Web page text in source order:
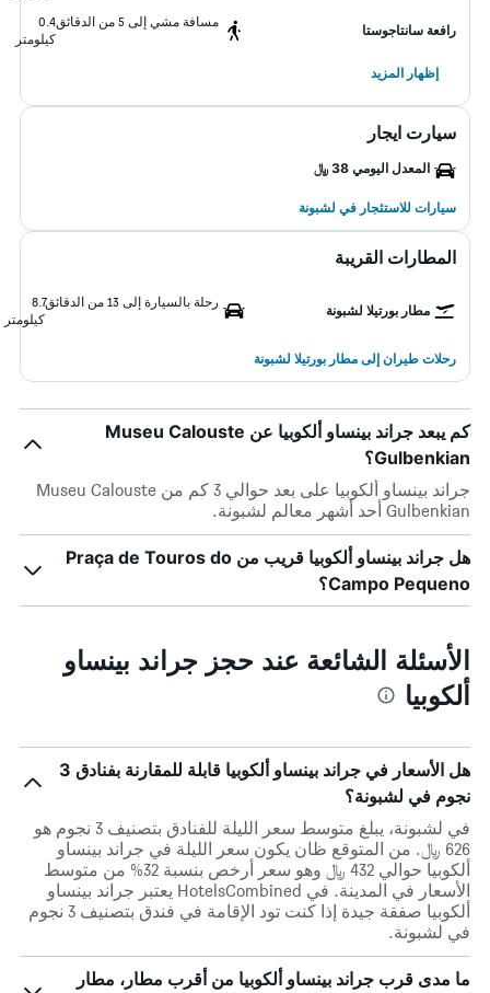
رافعة سانتاجوستا
مسافة مشي إلى 5 من الدقائق
0.4
كيلومتر
إظهار المزيد
سيارت ايجار
المعدل اليومي 38 ﷼
سيارات للاستئجار في لشبونة
المطارات القريبة
مطار بورتيلا لشبونة
رحلة بالسيارة إلى 13 من الدقائق
8.7
كيلومتر
رحلات طيران إلى مطار بورتيلا لشبونة
كم يبعد جراند بينساو ألكوبيا عن Museu Calouste
Gulbenkian؟
جراند بينساو ألكوبيا على بعد حوالي 3 كم من Museu Calouste
Gulbenkian أحد أشهر معالم لشبونة.
هل جراند بينساو ألكوبيا قريب من Praça de Touros do
Campo Pequeno؟
الأسئلة الشائعة عند حجز جراند بينساو
ألكوبيا
هل الأسعار في جراند بينساو ألكوبيا قابلة للمقارنة بفنادق 3
نجوم في لشبونة؟
في لشبونة، يبلغ متوسط ​​سعر الليلة للفنادق بتصنيف 3 نجوم هو
626 ﷼. من المتوقع ظان يكون سعر الليلة في جراند بينساو
ألكوبيا حوالي 432 ﷼ وهو سعر أرخص بنسبة 32% من متوسط
الأسعار في المدينة. في HotelsCombined يعتبر جراند بينساو
ألكوبيا صفقة جيدة إذا كنت تود الإقامة في فندق بتصنيف 3 نجوم
في لشبونة.
ما مدى قرب جراند بينساو ألكوبيا من أقرب مطار، مطار